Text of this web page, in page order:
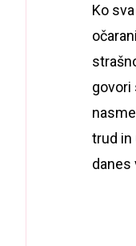
Ko
govori
trud in
danes